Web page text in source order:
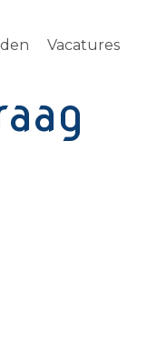
Vacatures